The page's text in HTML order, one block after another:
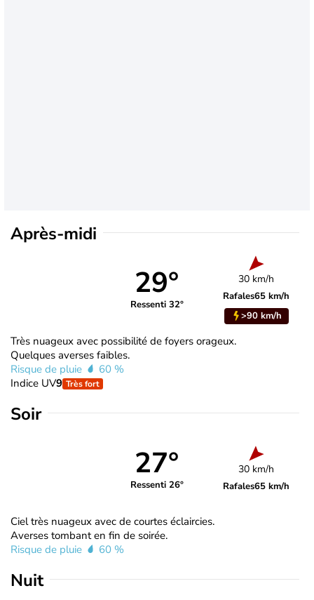
Après-midi
29°
Ressenti 32°
30 km/h
Rafales65 km/h
>90 km/h
Très nuageux avec possibilité de foyers orageux.
Quelques averses faibles.
Risque de pluie
60 %
Indice UV9 Très fort
Soir
27°
Ressenti 26°
30 km/h
Rafales65 km/h
Ciel très nuageux avec de courtes éclaircies.
Averses tombant en fin de soirée.
Risque de pluie
60 %
Nuit